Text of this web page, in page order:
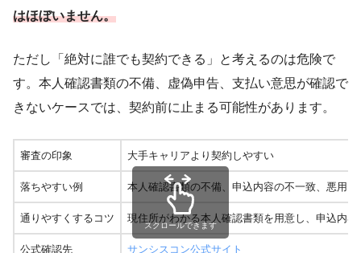
はほぼいません。
ただし「絶対に誰でも契約できる」と考えるのは危険で
す。本人確認書類の不備、虚偽申告、支払い意思が確認で
きないケースでは、契約前に止まる可能性があります。
審査の印象 大手キャリアより契約しやすい
落ちやすい例 本人確認書類の不備、申込内容の不一致、悪用
通りやすくするコツ 現住所がわかる本人確認書類を用意し、申込内
公式確認先 サンシスコン公式サイト
スクロールできます